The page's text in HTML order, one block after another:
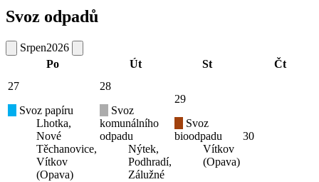
Svoz odpadů
Srpen2026
Po
Út St
Čt
27
Svoz papíru
Lhotka,
Nové
Těchanovice,
Vítkov
(Opava)
28
Svoz
komunálního
odpadu
Nýtek,
Podhradí,
Zálužné
29
Svoz
bioodpadu
Vítkov
(Opava)
30